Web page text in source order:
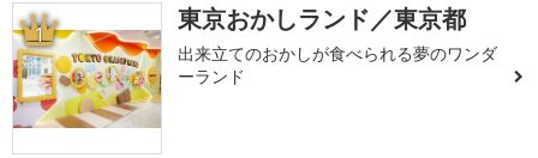
1 東京おかしランド／東京都
出来立てのおかしが食べられる夢のワンダ
ーランド